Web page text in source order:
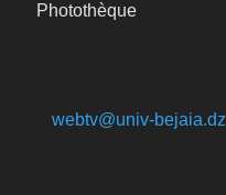
Photothèque
webtv@univ-bejaia.dz